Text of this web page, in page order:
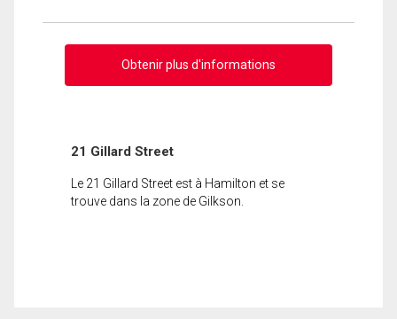
Obtenir plus d'informations
21 Gillard Street
Le 21 Gillard Street est à Hamilton et se
trouve dans la zone de Gilkson.